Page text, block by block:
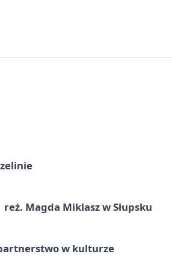
reż. Magda Miklasz w Słupsku
w kulturze